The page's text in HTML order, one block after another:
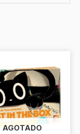
valoración.
AGOTADO